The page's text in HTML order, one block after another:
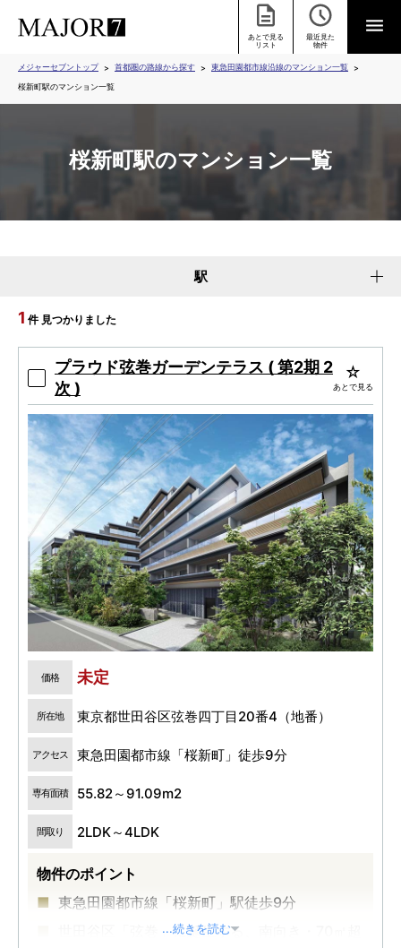
あとで見る
リスト
最近見た
物件
メジャーセブントップ 首都圏の路線から探す
東急田園都市線沿線のマンション一覧
桜新町駅のマンション一覧
桜新町駅のマンション一覧
駅
1 件 見つかりました
プラウド弦巻ガーデンテラス ( 第2期 2
次 )
あとで見る
価格 未定
所在地 東京都世田谷区弦巻四丁目20番4（地番）
アクセス 東急田園都市線「桜新町」徒歩9分
専有面積 55.82～91.09m2
間取り 2LDK～4LDK
物件のポイント
東急田園都市線「桜新町」駅徒歩9分
世田谷区「弦巻」に誕生する、南向き・70㎡超
...続きを読む